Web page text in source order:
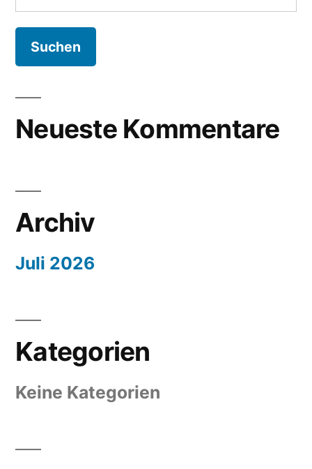
nach:
Neueste Kommentare
Archiv
Juli 2026
Kategorien
Keine Kategorien